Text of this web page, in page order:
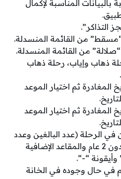
بالبيانات المناسبة لإكمال
التذاكر”.
“مسقط” من القائمة المنسدلة.
من القائمة المنسدلة.
ذهاب وإياب، رحلة ذهاب
ثم اختيار الموعد
ثم اختيار الموعد
الرحلة (عدد البالغين وعدد
الأطفال وعدد الرضع دون 2 عام والمقاعد الإضافية
وأيقونة “-“.
حال وجوده في الخانة